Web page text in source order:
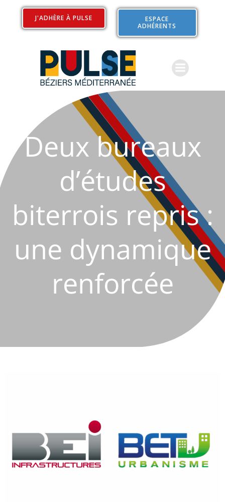
Aller
contenu
J'ADHÈRE À PULSE
ESPACE
ADHÉRENTS
Deux bureaux
d’études
biterrois repris :
une dynamique
renforcée